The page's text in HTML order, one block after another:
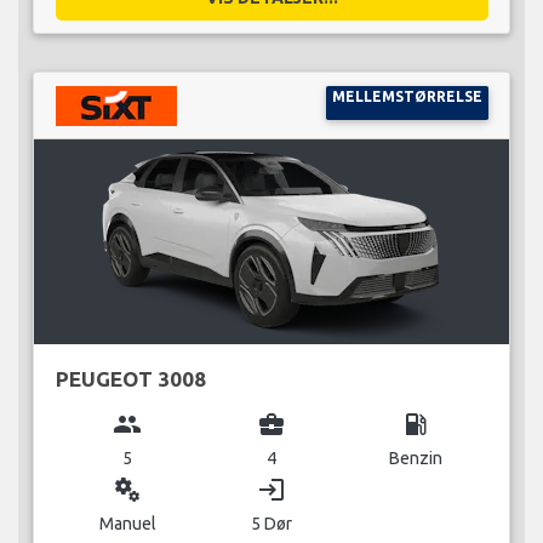
MELLEMSTØRRELSE
PEUGEOT 3008
group
5
business_center
4
local_gas_station
Benzin
miscellaneous_services
Manuel
login
5 Dør